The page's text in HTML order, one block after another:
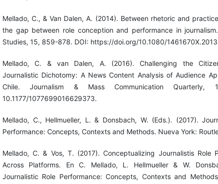
Mellado, C., & Van Dalen, A. (2014). Between rhetoric and
the gap between role conception and performance in
Studies, 15, 859-878. DOI: https://doi.org/10.1080/
Mellado, C. & van Dalen, A. (2016). Challenging the
Journalistic Dichotomy: A News Content Analysis of Audience
Chile. Journalism & Mass Communication Quarterly,
10.1177/1077699016629373.
Mellado, C., Hellmueller, L. & Donsbach, W. (Eds.). (2017).
Performance: Concepts, Contexts and Methods. Nueva York:
Mellado, C. & Vos, T. (2017). Conceptualizing Journalistis Role
Across Platforms. En C. Mellado, L. Hellmueller & W.
Journalistic Role Performance: Concepts, Contexts and